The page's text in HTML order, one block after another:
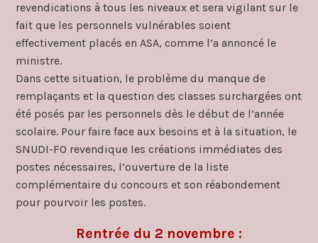
revendications à tous les niveaux et sera vigilant sur le
fait que les personnels vulnérables soient
effectivement placés en ASA, comme l’a annoncé le
ministre.
Dans cette situation, le problème du manque de
remplaçants et la question des classes surchargées ont
été posés par les personnels dès le début de l’année
scolaire. Pour faire face aux besoins et à la situation, le
SNUDI-FO revendique les créations immédiates des
postes nécessaires, l’ouverture de la liste
complémentaire du concours et son réabondement
pour pourvoir les postes.
Rentrée du 2 novembre :